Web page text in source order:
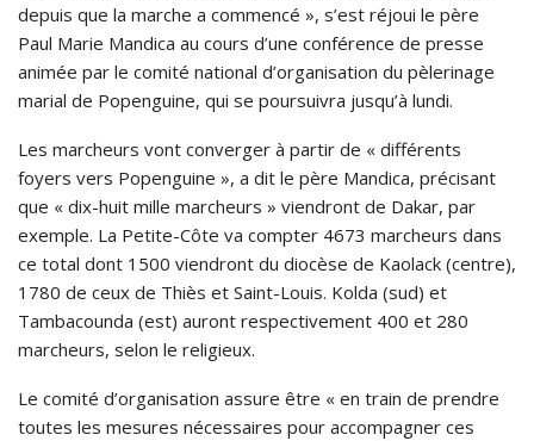
depuis que la marche a commencé », s’est réjoui le père
Paul Marie Mandica au cours d’une conférence de presse
animée par le comité national d’organisation du pèlerinage
marial de Popenguine, qui se poursuivra jusqu’à lundi.
Les marcheurs vont converger à partir de « différents
foyers vers Popenguine », a dit le père Mandica, précisant
que « dix-huit mille marcheurs » viendront de Dakar, par
exemple. La Petite-Côte va compter 4673 marcheurs dans
ce total dont 1500 viendront du diocèse de Kaolack (centre),
1780 de ceux de Thiès et Saint-Louis. Kolda (sud) et
Tambacounda (est) auront respectivement 400 et 280
marcheurs, selon le religieux.
Le comité d’organisation assure être « en train de prendre
toutes les mesures nécessaires pour accompagner ces